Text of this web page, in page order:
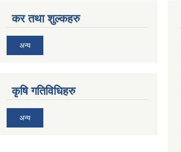
कर तथा शुल्कहरु
अन्य
कृषि गतिविधिहरु
अन्य